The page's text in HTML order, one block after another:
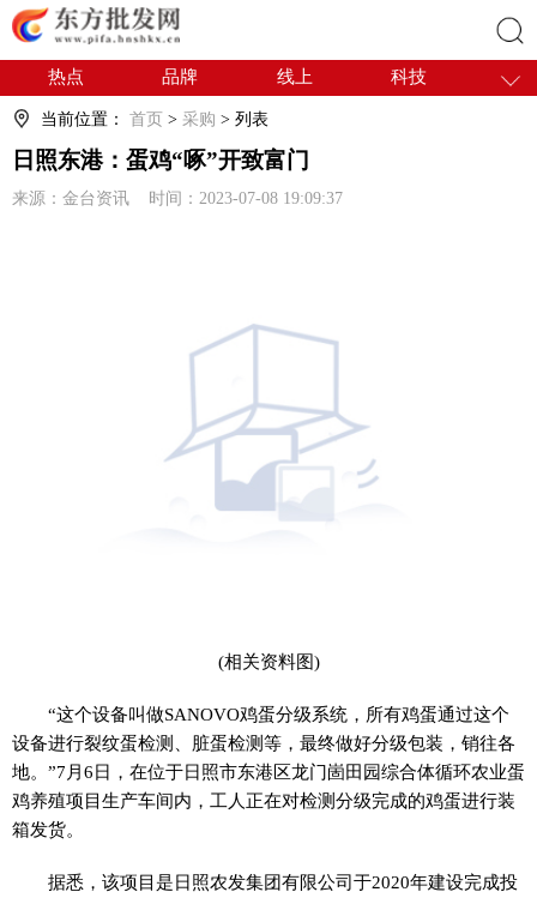
搜索
热点 品牌 线上
科技
干货
电商
会展
国内
当前位置： 首页 > 采购 > 列表
日照东港：蛋鸡“啄”开致富门
来源：金台资讯 时间：2023-07-08 19:09:37
(相关资料图)
“这个设备叫做SANOVO鸡蛋分级系统，所有鸡蛋通过这个
设备进行裂纹蛋检测、脏蛋检测等，最终做好分级包装，销往各
地。”7月6日，在位于日照市东港区龙门崮田园综合体循环农业蛋
鸡养殖项目生产车间内，工人正在对检测分级完成的鸡蛋进行装
箱发货。
据悉，该项目是日照农发集团有限公司于2020年建设完成投